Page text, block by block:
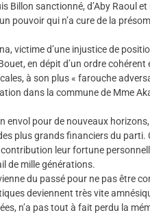
Billon sanctionné, d’Aby Raoul
pouvoir qui n’a cure de la
victime d’une injustice de
en dépit d’un ordre cohérent
à son plus « farouche
dans la commune de Mme
envol pour de nouveaux
plus grands financiers du
leur fortune
de mille générations.
du passé pour ne pas être
deviennent très vite
n’a pas tout à fait perdu la